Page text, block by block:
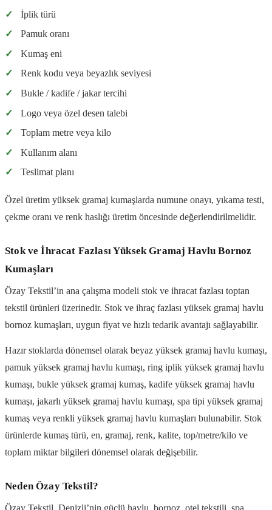
✓
İplik türü
✓
Pamuk oranı
✓
Kumaş eni
✓
Renk kodu veya beyazlık seviyesi
✓
Bukle / kadife / jakar tercihi
✓
Logo veya özel desen talebi
✓
Toplam metre veya kilo
✓
Kullanım alanı
✓
Teslimat planı
Özel üretim yüksek gramaj kumaşlarda numune onayı, yıkama testi,
çekme oranı ve renk haslığı üretim öncesinde değerlendirilmelidir.
Stok ve İhracat Fazlası Yüksek Gramaj Havlu Bornoz
Kumaşları
Özay Tekstil’in ana çalışma modeli stok ve ihracat fazlası toptan
tekstil ürünleri üzerinedir. Stok ve ihraç fazlası yüksek gramaj havlu
bornoz kumaşları, uygun fiyat ve hızlı tedarik avantajı sağlayabilir.
Hazır stoklarda dönemsel olarak beyaz yüksek gramaj havlu kumaşı,
pamuk yüksek gramaj havlu kumaşı, ring iplik yüksek gramaj havlu
kumaşı, bukle yüksek gramaj kumaş, kadife yüksek gramaj havlu
kumaşı, jakarlı yüksek gramaj havlu kumaşı, spa tipi yüksek gramaj
kumaş veya renkli yüksek gramaj havlu kumaşları bulunabilir. Stok
ürünlerde kumaş türü, en, gramaj, renk, kalite, top/metre/kilo ve
toplam miktar bilgileri dönemsel olarak değişebilir.
Neden Özay Tekstil?
Özay Tekstil, Denizli’nin güçlü havlu, bornoz, otel tekstili, spa